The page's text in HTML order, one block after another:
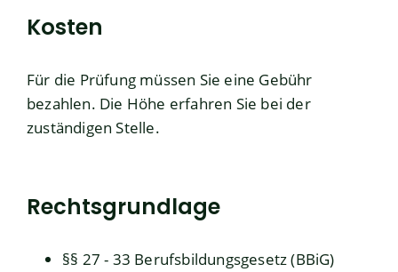
Kosten
Für die Prüfung müssen Sie eine Gebühr
bezahlen. Die Höhe erfahren Sie bei der
zuständigen Stelle.
Rechtsgrundlage
§§ 27 - 33 Berufsbildungsgesetz (BBiG)